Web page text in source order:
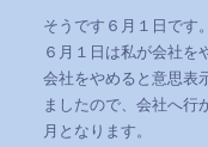
そうです６月１日です
６月１日は私が会社を
会社をやめると意思表
ましたので、会社へ行
月となります。